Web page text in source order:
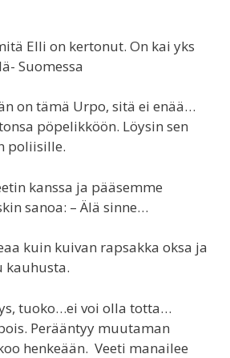
Elli on kertonut. On kai yks
Suomessa
on tämä Urpo, sitä ei enää…
pöpelikköön. Löysin sen
poliisille.
kanssa ja pääsemme
sanoa: – Älä sinne…
kuin kuivan rapsakka oksa ja
kauhusta.
tuoko…ei voi olla totta…
Perääntyy muutaman
henkeään. Veeti manailee